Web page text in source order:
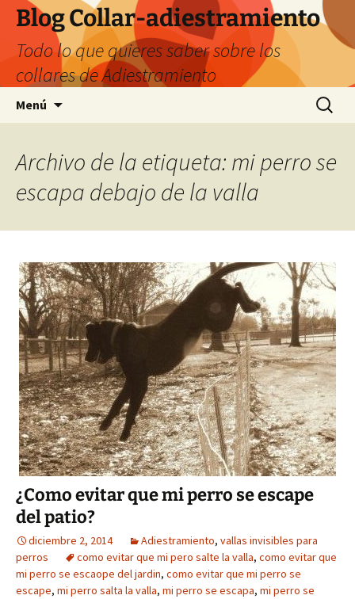
Saltar
contenido
Blog Collar-adiestramiento
Todo lo que quieres saber sobre los
collares de Adiestramiento
Menú Buscar:
Archivo de la etiqueta: mi perro se
escapa debajo de la valla
¿Como evitar que mi perro se escape
del patio?
diciembre 2, 2014 Adiestramiento, vallas invisibles para
perros
como evitar que mi pero salte la valla, como evitar que
mi perro se escaope del jardin, como evitar que mi perro se
escape, mi perro salta la valla, mi perro se escapa, mi perro se